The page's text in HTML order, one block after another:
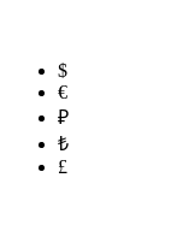
$
€
₽
₺
£